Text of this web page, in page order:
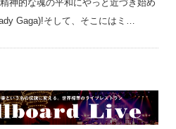
神的な魂の平和にやっと近づき始め
Gaga)!そして、そこにはミ…